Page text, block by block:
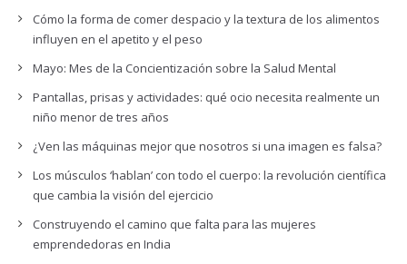
Cómo la forma de comer despacio y la textura de los alimentos
influyen en el apetito y el peso
Mayo: Mes de la Concientización sobre la Salud Mental
Pantallas, prisas y actividades: qué ocio necesita realmente un
niño menor de tres años
¿Ven las máquinas mejor que nosotros si una imagen es falsa?
Los músculos ‘hablan’ con todo el cuerpo: la revolución científica
que cambia la visión del ejercicio
Construyendo el camino que falta para las mujeres
emprendedoras en India